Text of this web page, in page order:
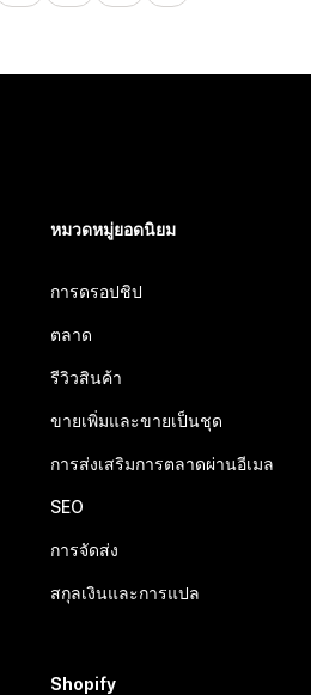
หมวดหมู่ยอดนิยม
การดรอปชิป
ตลาด
รีวิวสินค้า
ขายเพิ่มและขายเป็นชุด
การส่งเสริมการตลาดผ่านอีเมล
SEO
การจัดส่ง
สกุลเงินและการแปล
Shopify